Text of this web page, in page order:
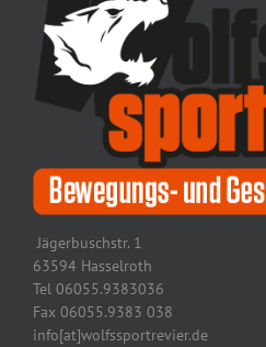
Jägerbuschstr. 1
63594 Hasselroth
Tel 06055.9383036
Fax 06055.9383 038
info[at]wolfssportrevier.de